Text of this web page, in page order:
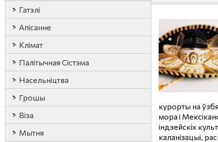
Гатэлі
Апісанне
Клімат
Палітычная Сістэма
Насельніцтва
Грошы
Віза
Мытня
курорты на
мора і
індзейскіх
каланізацыі,